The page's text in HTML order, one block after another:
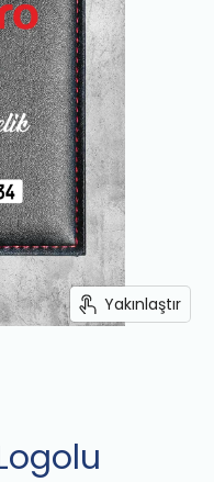
Yakınlaştır